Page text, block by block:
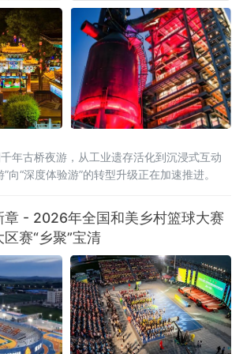
年古桥夜游，从工业遗存活化到沉浸式互动
向“深度体验游”的转型升级正在加速推进。
章 - 2026年全国和美乡村篮球大赛
区赛“乡聚”宝清